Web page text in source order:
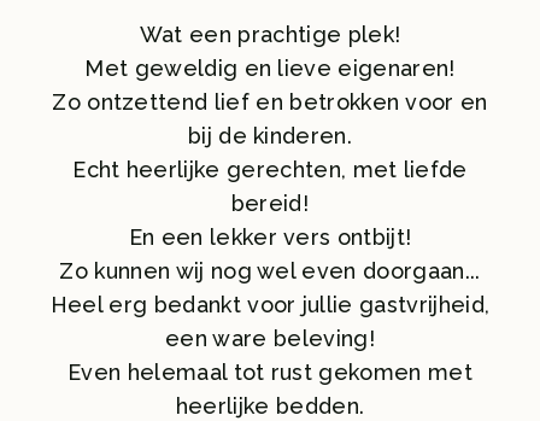
Wat een prachtige plek!
Met geweldig en lieve eigenaren!
Zo ontzettend lief en betrokken voor en
bij de kinderen.
Echt heerlijke gerechten, met liefde
bereid!
En een lekker vers ontbijt!
Zo kunnen wij nog wel even doorgaan...
Heel erg bedankt voor jullie gastvrijheid,
een ware beleving!
Even helemaal tot rust gekomen met
heerlijke bedden.